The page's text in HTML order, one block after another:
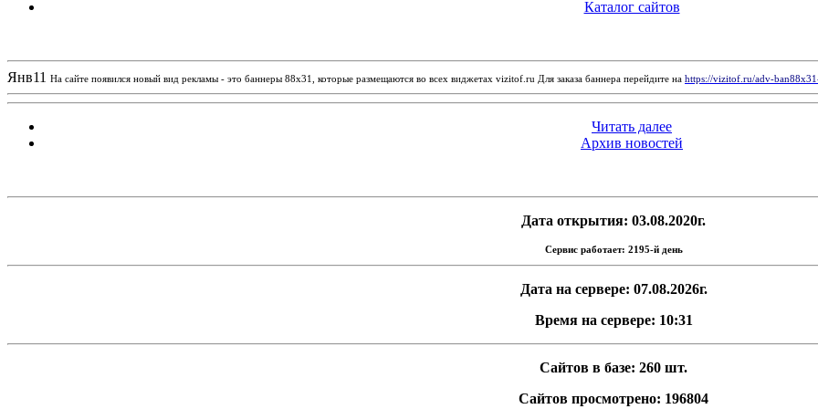
Каталог сайтов
Янв11 На сайте появился новый вид рекламы - это баннеры 88х31, которые размещаются во всех виджетах vizitof.ru Для заказа баннера перейдите на https://vizitof.ru/adv-
Читать далее
Архив новостей
Дата открытия: 03.08.2020г.
Сервис работает: 2195-й день
Дата на сервере: 07.08.2026г.
Время на сервере: 10:31
Сайтов в базе: 260 шт.
Сайтов просмотрено: 196804